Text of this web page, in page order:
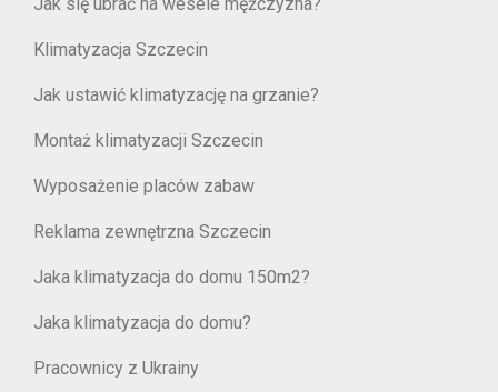
Klimatyzacja Szczecin
Jak ustawić klimatyzację na grzanie?
Montaż klimatyzacji Szczecin
Wyposażenie placów zabaw
Reklama zewnętrzna Szczecin
Jaka klimatyzacja do domu 150m2?
Jaka klimatyzacja do domu?
Pracownicy z Ukrainy